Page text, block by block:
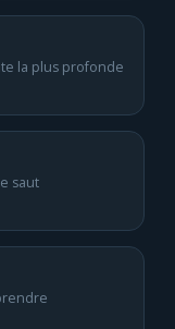
la plus profonde
saut